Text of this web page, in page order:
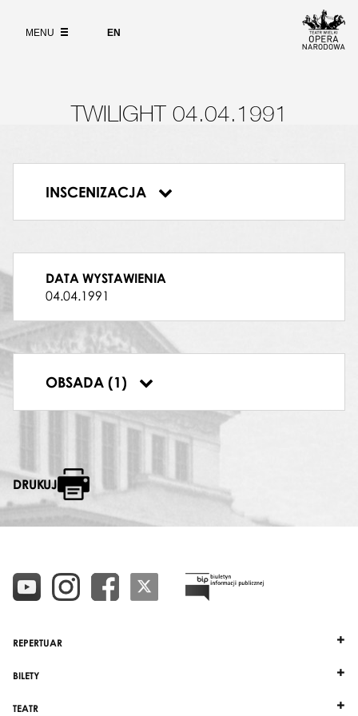
EN
MENU
TWILIGHT 04.04.1991
INSCENIZACJA
Twilight
DATA WYSTAWIENIA
04.04.1991
OBSADA (1)
SOLO INSTRUMENTALNE – FORTEPIAN
Ryszard Szubert
DRUKUJ
REPERTUAR
BILETY
TEATR